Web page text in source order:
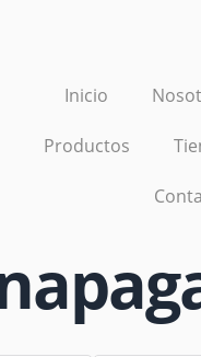
Inicio
Productos